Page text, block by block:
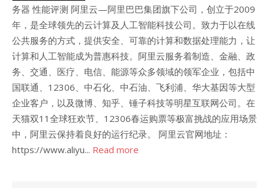
务器 性能评测 阿里云—阿里巴巴集团旗下公司，创立于2009
年，是全球领先的云计算及人工智能科技公司。致力于以在线
公共服务的方式，提供安全、可靠的计算和数据处理能力，让
计算和人工智能成为普惠科技。阿里云服务着制造、金融、政
务、交通、医疗、电信、能源等众多领域的领军企业，包括中
国联通、12306、中石化、中石油、飞利浦、华大基因等大型
企业客户，以及微博、知乎、锤子科技等明星互联网公司。在
天猫双11全球狂欢节、12306春运购票等极富挑战的应用场景
中，阿里云保持着良好的运行纪录。 阿里云官网地址：
https://www.aliyu... Read more